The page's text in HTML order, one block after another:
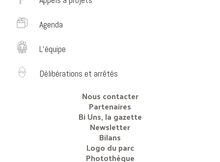
Agenda
L’équipe
Délibérations et arrêtés
Nous contacter
Partenaires
Bi Uns, la gazette
Newsletter
Bilans
Logo du parc
Photothèque